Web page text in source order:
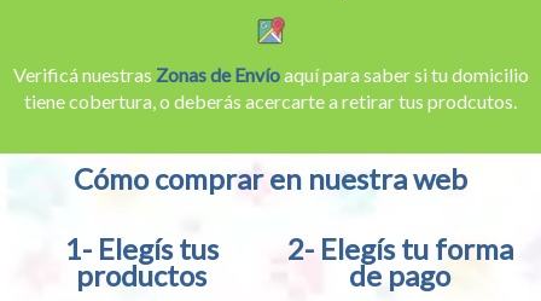
Verificá nuestras Zonas de Envíoaquí para saber si tu domicilio
tiene cobertura, o deberás acercarte a retirar tus prodcutos.
Cómo comprar en nuestra web
1- Elegís tus
productos
2- Elegís tu forma
de pago